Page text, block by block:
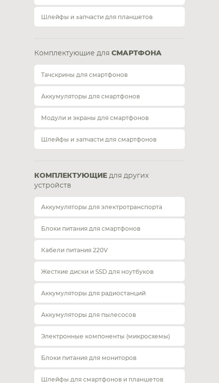
Шлейфы и запчасти для планшетов
Комплектующие для СМАРТФОНА
Тачскрины для смартфонов
Аккумуляторы для смартфонов
Модули и экраны для смартфонов
Шлейфы и запчасти для смартфонов
КОМПЛЕКТУЮЩИЕ для других
устройств
Аккумуляторы для электротранспорта
Блоки питания для смартфонов
Кабели питания 220V
Жесткие диски и SSD для ноутбуков
Аккумуляторы для радиостанций
Аккумуляторы для пылесосов
Электронные компоненты (микросхемы)
Блоки питания для мониторов
Шлейфы для смартфонов и планшетов